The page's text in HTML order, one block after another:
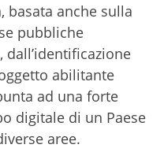
basata anche sulla
pubbliche
abilitante
ad una forte
digitale di un Paese
aree.